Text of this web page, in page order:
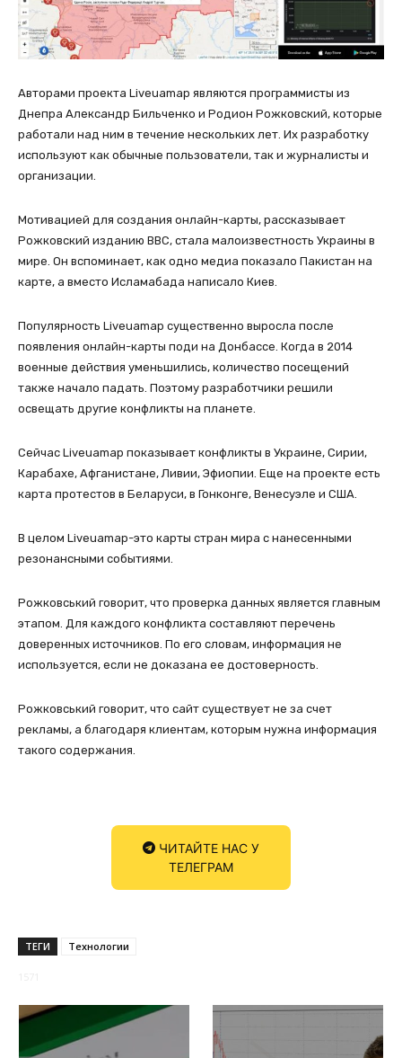
Авторами проекта Liveuamap являются программисты из
Днепра Александр Бильченко и Родион Рожковский, которые
работали над ним в течение нескольких лет. Их разработку
используют как обычные пользователи, так и журналисты и
организации.
Мотивацией для создания онлайн-карты, рассказывает
Рожковский изданию BBC, стала малоизвестность Украины в
мире. Он вспоминает, как одно медиа показало Пакистан на
карте, а вместо Исламабада написало Киев.
Популярность Liveuamap существенно выросла после
появления онлайн-карты поди на Донбассе. Когда в 2014
военные действия уменьшились, количество посещений
также начало падать. Поэтому разработчики решили
освещать другие конфликты на планете.
Сейчас Liveuamap показывает конфликты в Украине, Сирии,
Карабахе, Афганистане, Ливии, Эфиопии. Еще на проекте есть
карта протестов в Беларуси, в Гонконге, Венесуэле и США.
В целом Liveuamap-это карты стран мира с нанесенными
резонансными событиями.
Рожковський говорит, что проверка данных является главным
этапом. Для каждого конфликта составляют перечень
доверенных источников. По его словам, информация не
используется, если не доказана ее достоверность.
Рожковський говорит, что сайт существует не за счет
рекламы, а благодаря клиентам, которым нужна информация
такого содержания.
ЧИТАЙТЕ НАС У
ТЕЛЕГРАМ
ТЕГИ Технологии